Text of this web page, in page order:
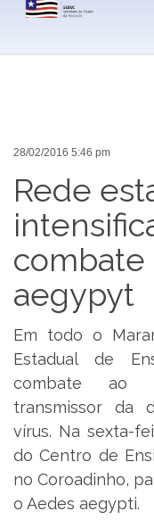
28/02/2016 5:46 pm
Rede
combate
aegypyt
Em todo o
Estadual de
combate ao
transmissor da
vírus. Na sexta-
do Centro de
no Coroadinho,
o Aedes aegypti.